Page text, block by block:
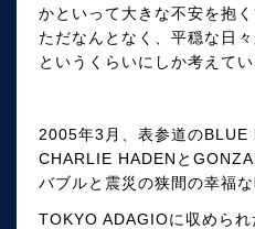
かといって大きな不安を抱
ただなんとなく、平穏な日
というくらいにしか考えてい
2005年3月、表参道のBLUE
CHARLIE HADENと
バブルと震災の狭間の幸福な
TOKYO ADAGIOに収められ